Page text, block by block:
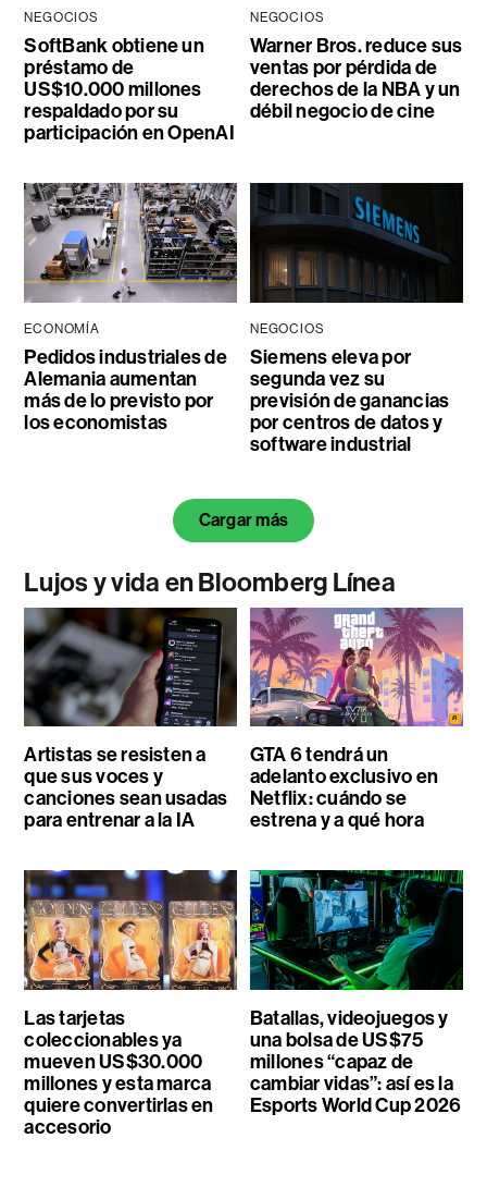
NEGOCIOS
SoftBank obtiene un
préstamo de
US$10.000 millones
respaldado por su
participación en OpenAI
NEGOCIOS
Warner Bros. reduce sus
ventas por pérdida de
derechos de la NBA y un
débil negocio de cine
ECONOMÍA
Pedidos industriales de
Alemania aumentan
más de lo previsto por
los economistas
NEGOCIOS
Siemens eleva por
segunda vez su
previsión de ganancias
por centros de datos y
software industrial
Cargar más
Lujos y vida en Bloomberg Línea
Artistas se resisten a
que sus voces y
canciones sean usadas
para entrenar a la IA
GTA 6 tendrá un
adelanto exclusivo en
Netflix: cuándo se
estrena y a qué hora
Las tarjetas
coleccionables ya
mueven US$30.000
millones y esta marca
quiere convertirlas en
accesorio
Batallas, videojuegos y
una bolsa de US$75
millones “capaz de
cambiar vidas”: así es la
Esports World Cup 2026